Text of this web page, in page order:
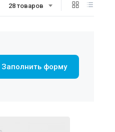
28 товаров
Заполнить форму